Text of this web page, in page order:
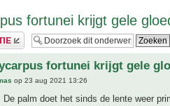
fortunei krijgt gele
fortunei krijgt gele
op 23 aug 2021 13:26
De palm doet het sinds de lente weer